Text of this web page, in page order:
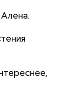
укуса
ее от
атакует